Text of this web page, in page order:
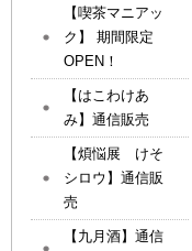
【喫茶マニアッ
ク】 期間限定
OPEN！
【はこわけあ
み】通信販売
【煩悩展 けそ
シロウ】通信販
売
【九月酒】通信